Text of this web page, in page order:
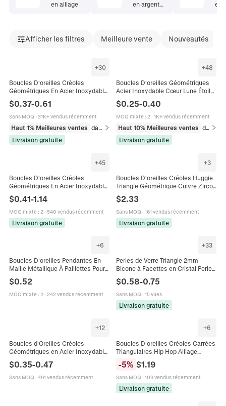
en alliage
en argent
en
Afficher les filtres Meilleure vente Nouveautés
+30
Boucles D'oreilles Créoles
Géométriques En Acier Inoxydable
Poli Minimaliste Étoile Cœur
Triangle Bijoux De Mode
$0.37-0.61
Sans MOQ · 31K+ vendus récemment
Haut 1% Meilleures ventes
dans Boucles d'oreilles
Livraison gratuite
+48
Boucles D'oreilles Géométriques
Acier Inoxydable Cœur Lune Étoile
Triangle Infini Punk Pour Femmes
Hommes
$0.25-0.40
MOQ mixte: 2· 1K+ vendus récemment
Haut 10% Meilleures ventes
dans Boucles d'oreilles
Livraison gratuite
+45
Boucles D'oreilles Créoles
Géométriques En Acier Inoxydable
Pour Femmes Hommes Forme U
Hexagone Triangle Carré Cœur
Étoile Bijoux
$0.41-1.14
MOQ mixte: 2· 540 vendus récemment
Livraison gratuite
+3
Boucles D'oreilles Créoles Huggie
Triangle Géométrique Cuivre Zircon
Coloré Plaqué Or Bijoux De Mode
Pour Femmes
$2.33
Sans MOQ · 161 vendus récemment
Livraison gratuite
+6
Boucles D'oreilles Pendantes En
Maille Métallique À Paillettes Pour
Femmes Géométriques
Triangulaires Longues Glands Chic
$0.52
MOQ mixte: 2· 242 vendus récemment
+33
Perles de Verre Triangle 2mm
Bicone à Facettes en Cristal Perles
en Vrac pour la Fabrication de
Bijoux DIY Boucles d'Oreilles
Bracelet Collier Accessoires
$0.58-0.75
Sans MOQ · 15 vues
Livraison gratuite
+12
Boucles d'Oreilles Créoles
Géométriques en Acier Inoxydable
Argent Étoile Cœur Losange
Triangle
$0.35-0.47
Sans MOQ · 491 vendus récemment
+6
Boucles D'oreilles Créoles Carrées
Triangulaires Hip Hop Alliage
Géométriques Homme
-5% $1.19
Sans MOQ · 109 vendus récemment
Livraison gratuite